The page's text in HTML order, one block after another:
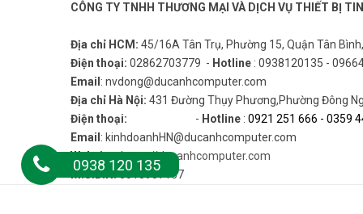
CÔNG TY TNHH THƯƠNG MẠI VÀ DỊCH VỤ THIẾT BỊ
Địa chỉ HCM: 45/16A Tân Trụ, Phường 15, Quận Tân
Điện thoại: 02862703779 - Hotline : 0938120135 -
Email : nvdong@ducanhcomputer.com
Địa chỉ Hà Nội: 431 Đường Thụy Phương,Phường Đông
Điện thoại: - Hotline : 0921 251 666 - 0359
Email : kinhdoanhHN@ducanhcomputer.com
Website:https://ducanhcomputer.com
M.S.D.N: 0313957157
0938 120 135